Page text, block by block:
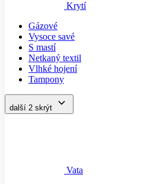
Krytí
Gázové
Vysoce savé
S mastí
Netkaný textil
Vlhké hojení
Tampony
další 2 skrýt
Vata